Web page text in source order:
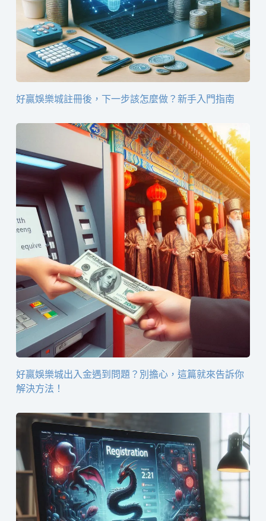
好贏娛樂城註冊後，下一步該怎麼做？新手入門指南
好贏娛樂城出入金遇到問題？別擔心，這篇就來告訴你
解決方法！